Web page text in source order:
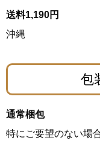
送料1,190円
沖縄
包
通常梱包
特にご要望のない場